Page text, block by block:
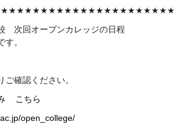
次回 オープンカレッジの日程
。
ご確認ください。
こちら
open_college/